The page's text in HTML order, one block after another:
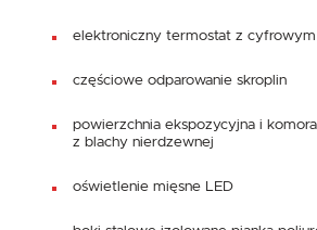
elektroniczny termostat z
częściowe odparowanie skroplin
powierzchnia ekspozycyjna i
z blachy nierdzewnej
oświetlenie mięsne LED